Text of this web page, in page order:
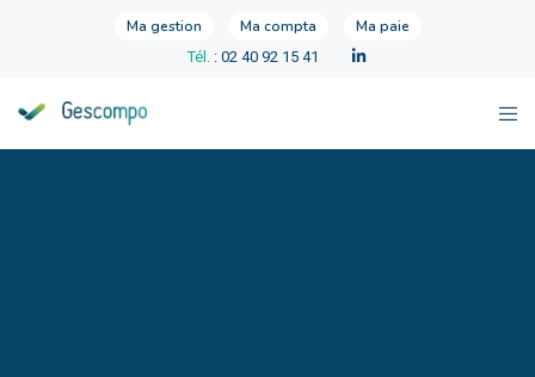
Ma gestion Ma compta Ma paie
Tél. : 02 40 92 15 41